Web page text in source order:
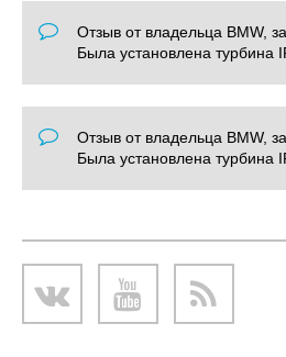
Отзыв от владельца BMW,
Была установлена турбина
Отзыв от владельца BMW,
Была установлена турбина